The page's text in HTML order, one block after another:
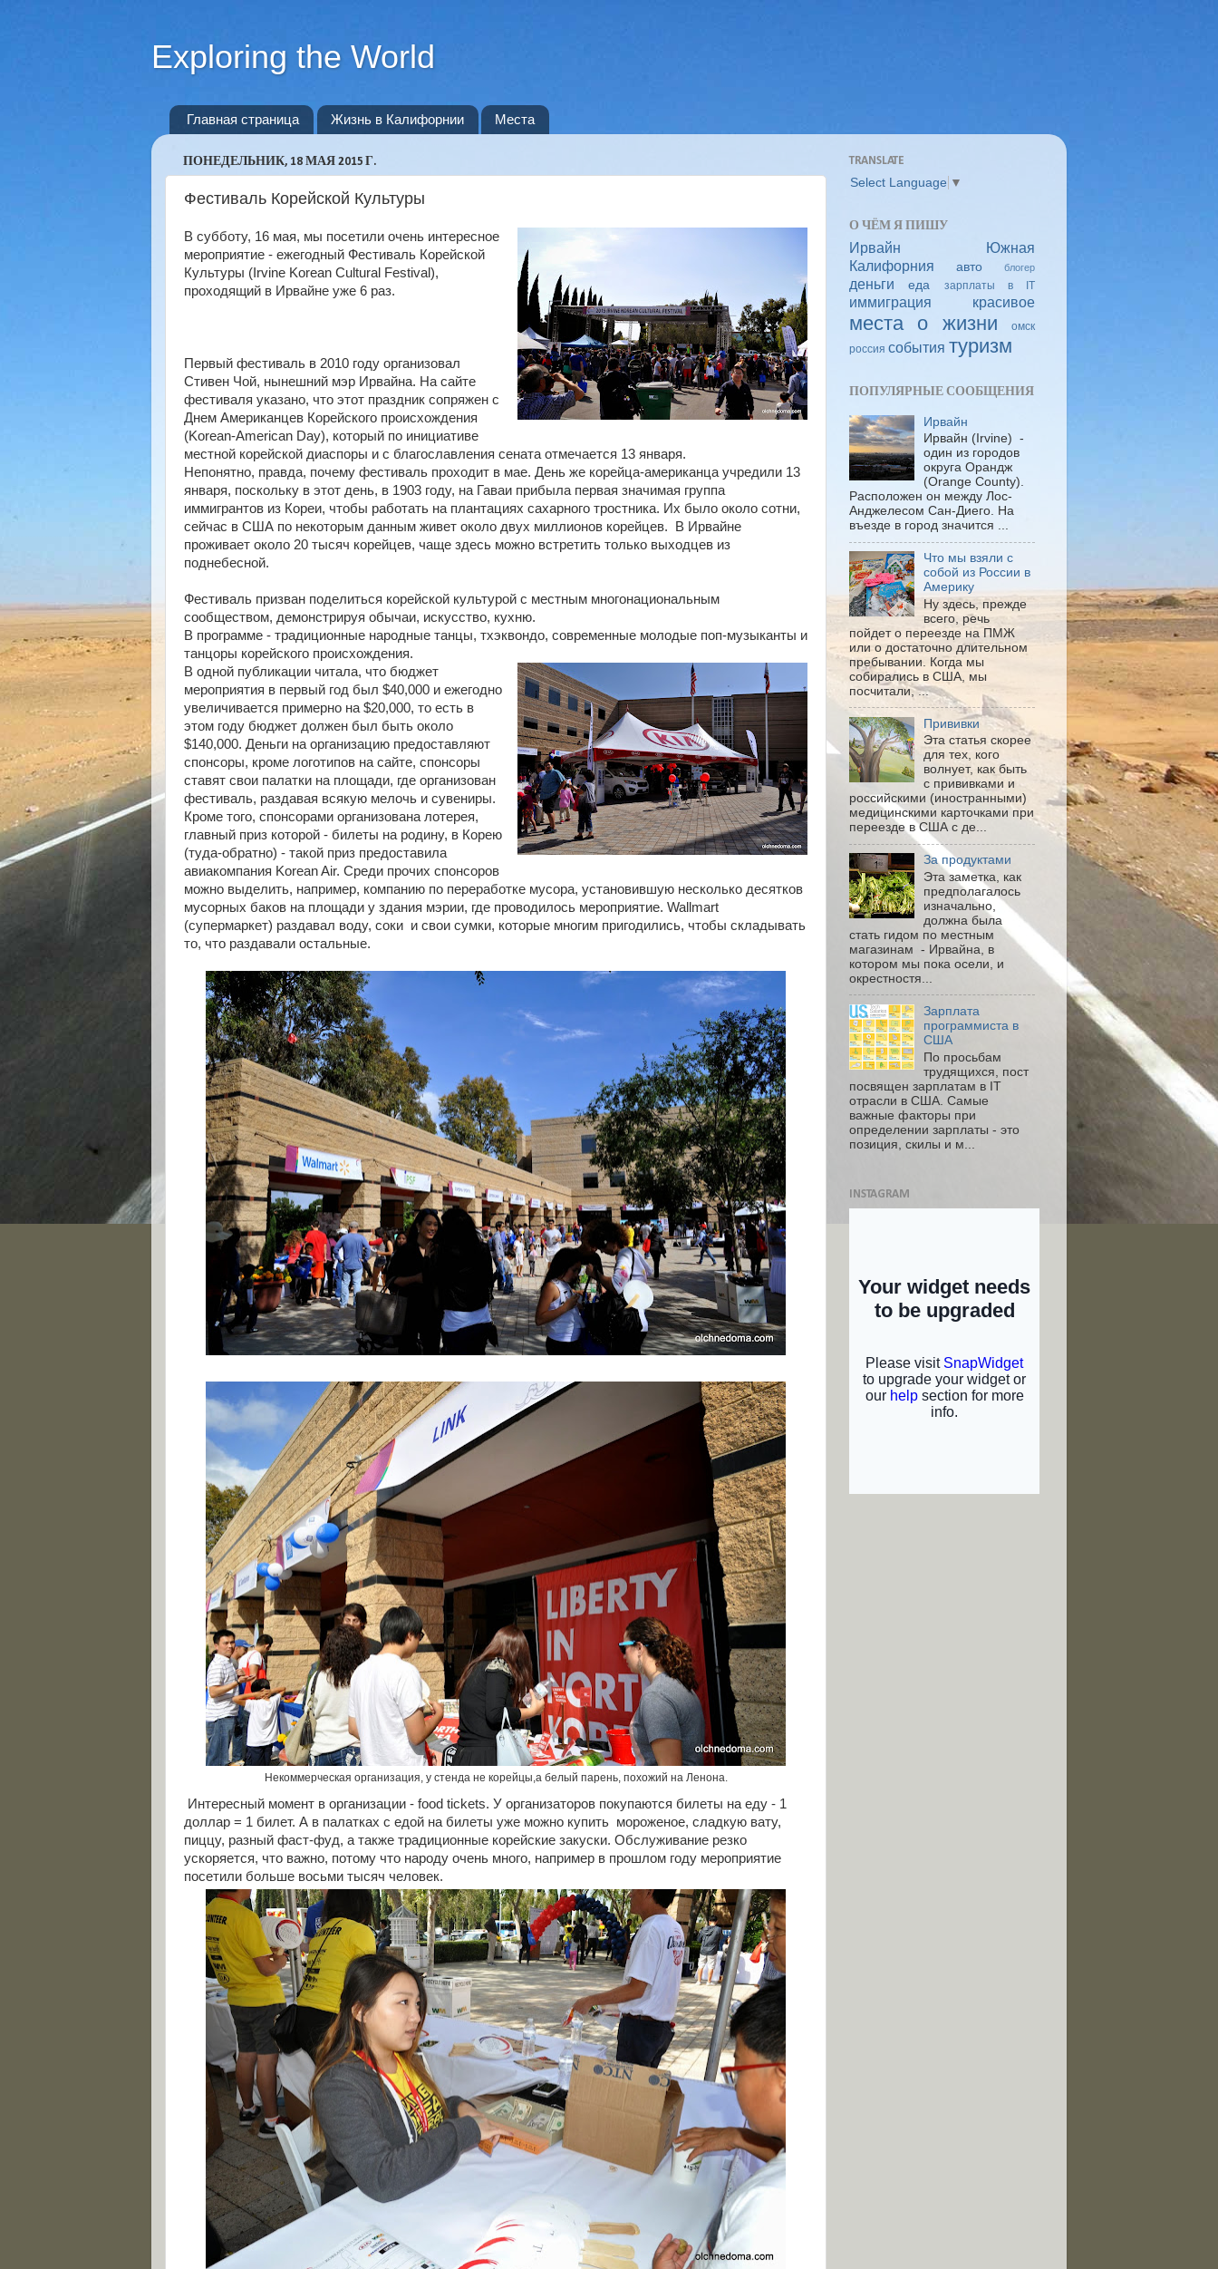
Exploring the World
Главная страница Жизнь в Калифорнии Места
ПОНЕДЕЛЬНИК, 18 МАЯ 2015 Г.
Фестиваль Корейской Культуры
В субботу, 16 мая, мы посетили очень интересное
мероприятие - ежегодный Фестиваль Корейской
Культуры (Irvine Korean Cultural Festival),
проходящий в Ирвайне уже 6 раз.
Первый фестиваль в 2010 году организовал
Стивен Чой, нынешний мэр Ирвайна. На сайте
фестиваля указано, что этот праздник сопряжен с
Днем Американцев Корейского происхождения
(Korean-American Day), который по инициативе
местной корейской диаспоры и с благославления сената отмечается 13 января.
Непонятно, правда, почему фестиваль проходит в мае. День же корейца-американца учредили 13
января, поскольку в этот день, в 1903 году, на Гаваи прибыла первая значимая группа
иммигрантов из Кореи, чтобы работать на плантациях сахарного тростника. Их было около сотни,
сейчас в США по некоторым данным живет около двух миллионов корейцев. В Ирвайне
проживает около 20 тысяч корейцев, чаще здесь можно встретить только выходцев из
поднебесной.
Фестиваль призван поделиться корейской культурой с местным многонациональным
сообществом, демонстрируя обычаи, искусство, кухню.
В программе - традиционные народные танцы, тхэквондо, современные молодые поп-музыканты и
танцоры корейского происхождения.
В одной публикации читала, что бюджет
мероприятия в первый год был $40,000 и ежегодно
увеличивается примерно на $20,000, то есть в
этом году бюджет должен был быть около
$140,000. Деньги на организацию предоставляют
спонсоры, кроме логотипов на сайте, спонсоры
ставят свои палатки на площади, где организован
фестиваль, раздавая всякую мелочь и сувениры.
Кроме того, спонсорами организована лотерея,
главный приз которой - билеты на родину, в Корею
(туда-обратно) - такой приз предоставила
авиакомпания Korean Air. Среди прочих спонсоров
можно выделить, например, компанию по переработке мусора, установившую несколько десятков
мусорных баков на площади у здания мэрии, где проводилось мероприятие. Wallmart
(супермаркет) раздавал воду, соки и свои сумки, которые многим пригодились, чтобы складывать
то, что раздавали остальные.
Некоммерческая организация, у стенда не корейцы,а белый парень, похожий на Ленона.
Интересный момент в организации - food tickets. У организаторов покупаются билеты на еду - 1
доллар = 1 билет. А в палатках с едой на билеты уже можно купить мороженое, сладкую вату,
пиццу, разный фаст-фуд, а также традиционные корейские закуски. Обслуживание резко
ускоряется, что важно, потому что народу очень много, например в прошлом году мероприятие
посетили больше восьми тысяч человек.
TRANSLATE
Select Language ▼
О ЧЁМ Я ПИШУ
Ирвайн
Южная
Калифорния
авто блогер
деньги еда зарплаты в IT
иммиграция красивое
места о жизни
омск
россия события туризм
ПОПУЛЯРНЫЕ СООБЩЕНИЯ
Ирвайн
Ирвайн (Irvine) -
один из городов
округа Орандж
(Orange County).
Расположен он между Лос-
Анджелесом Сан-Диего. На
въезде в город значится ...
Что мы взяли с
собой из России в
Америку
Ну здесь, прежде
всего, речь
пойдет о переезде на ПМЖ
или о достаточно длительном
пребывании. Когда мы
собирались в США, мы
посчитали, ...
Прививки
Эта статья скорее
для тех, кого
волнует, как быть
с прививками и
российскими (иностранными)
медицинскими карточками при
переезде в США с де...
За продуктами
Эта заметка, как
предполагалось
изначально,
должна была
стать гидом по местным
магазинам - Ирвайна, в
котором мы пока осели, и
окрестностя...
Зарплата
программиста в
США
По просьбам
трудящихся, пост
посвящен зарплатам в IT
отрасли в США. Самые
важные факторы при
определении зарплаты - это
позиция, скилы и м...
INSTAGRAM